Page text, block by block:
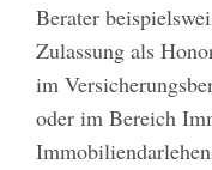
Berater
Zulassung als
im
oder im Bereich